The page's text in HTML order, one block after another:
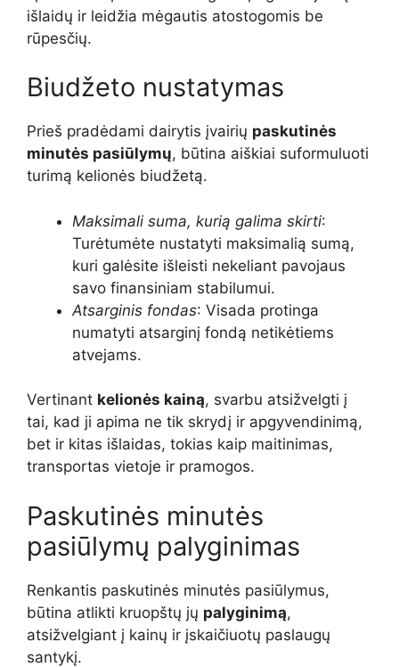
išlaidų ir leidžia mėgautis atostogomis be
rūpesčių.
Biudžeto nustatymas
Prieš pradėdami dairytis įvairių paskutinės
minutės pasiūlymų, būtina aiškiai suformuluoti
turimą kelionės biudžetą.
Maksimali suma, kurią galima skirti:
Turėtumėte nustatyti maksimalią sumą,
kuri galėsite išleisti nekeliant pavojaus
savo finansiniam stabilumui.
Atsarginis fondas: Visada protinga
numatyti atsarginį fondą netikėtiems
atvejams.
Vertinant kelionės kainą, svarbu atsižvelgti į
tai, kad ji apima ne tik skrydį ir apgyvendinimą,
bet ir kitas išlaidas, tokias kaip maitinimas,
transportas vietoje ir pramogos.
Paskutinės minutės
pasiūlymų palyginimas
Renkantis paskutinės minutės pasiūlymus,
būtina atlikti kruopštų jų palyginimą,
atsižvelgiant į kainų ir įskaičiuotų paslaugų
santykį.